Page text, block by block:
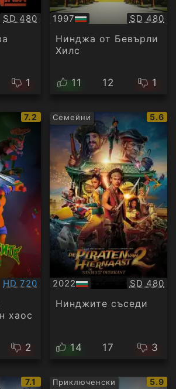
Качество:
SD 480
1
1997
БГ
аудио
SD 480
Нинджа от Бевърли
Хилс
11 12 1
IMDb
рейтинг:
7.2
Качество:
HD 720
хаос
2
Семейни
IMDb
5.6
2022
БГ
аудио
SD 480
Нинджите съседи
14 17 3
IMDb
7.1 Приключенски
IMDb
5.9